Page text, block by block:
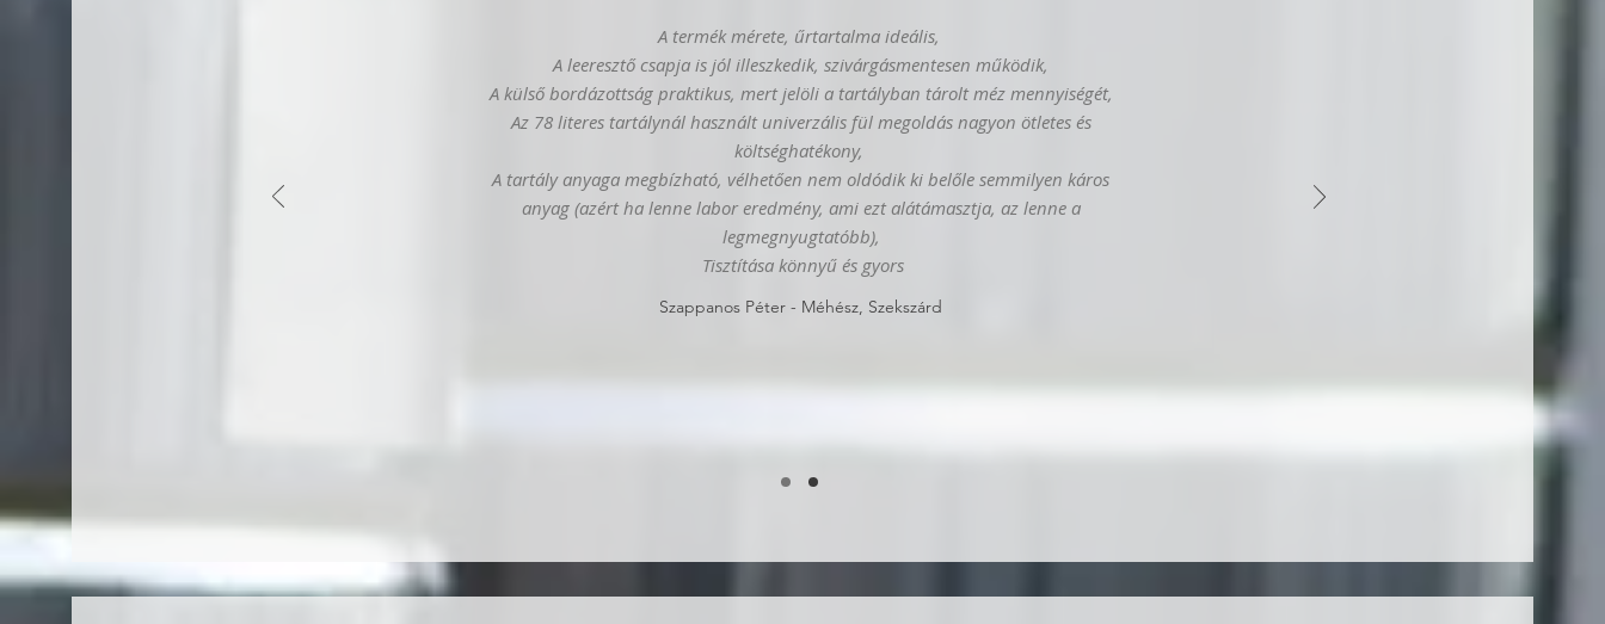
A termék mérete, űrtartalma ideális,
A leeresztő csapja is jól illeszkedik, szivárgásmentesen működik,
A külső bordázottság praktikus, mert jelöli a tartályban tárolt méz mennyiségét,
Az 78 literes tartálynál használt univerzális fül megoldás nagyon ötletes és
költséghatékony,
A tartály anyaga megbízható, vélhetően nem oldódik ki belőle semmilyen káros
anyag (azért ha lenne labor eredmény, ami ezt alátámasztja, az lenne a
legmegnyugtatóbb),
Tisztítása könnyű és gyors
Szappanos Péter - Méhész, Szekszárd